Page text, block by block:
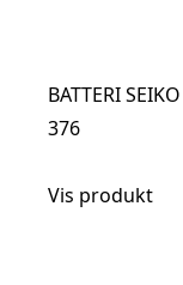
BATTERI
376
Vis produkt